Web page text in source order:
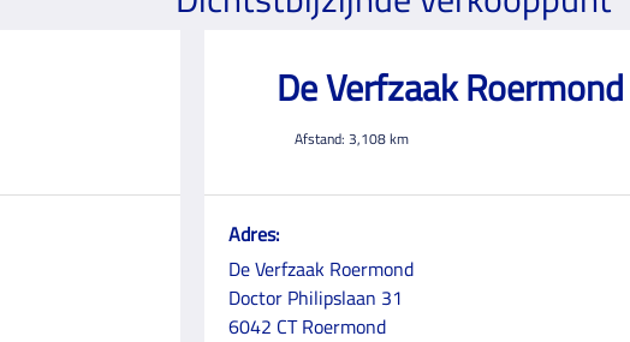
De Verfzaak Roermond
Afstand: 3,108km
Adres:
De Verfzaak Roermond
Doctor Philipslaan 31
6042 CT Roermond